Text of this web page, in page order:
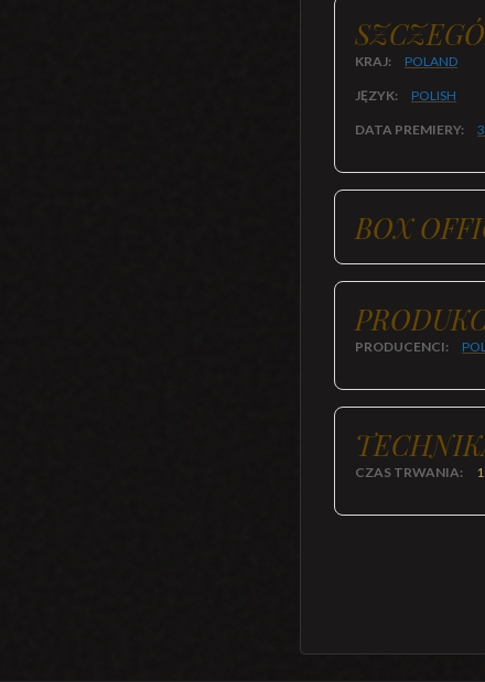
KRAJ: POLAND
JĘZYK: POLISH
DATA PREMIERY:
BOX
PRODUCENCI:
CZAS TRWANIA: